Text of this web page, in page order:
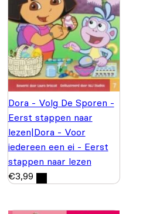
Dora - Volg De Sporen -
Eerst stappen naar
lezen|Dora - Voor
iedereen een ei - Eerst
stappen naar lezen
€3,99